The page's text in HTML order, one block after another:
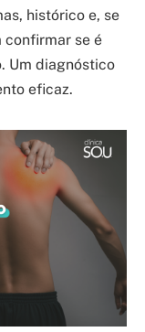
histórico e, se
confirmar se é
Um diagnóstico
eficaz.